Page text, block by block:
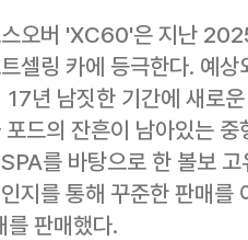
스오버 'XC60'은 지난
셀링 카에 등극한다. 예
년 남짓한 기간에 새로
포드의 잔흔이 남아있는
를 바탕으로 한 볼보
지를 통해 꾸준한 판매
판매했다.